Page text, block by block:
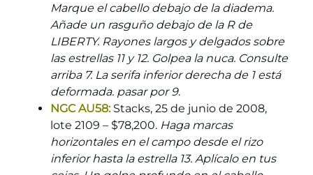
Marque el cabello debajo de la diadema.
Añade un rasguño debajo de la R de
LIBERTY. Rayones largos y delgados sobre
las estrellas 11 y 12. Golpea la nuca. Consulte
arriba 7. La serifa inferior derecha de 1 está
deformada. pasar por 9.
NGC AU58:Stacks, 25 de junio de 2008,
lote 2109 – $78,200. Haga marcas
horizontales en el campo desde el rizo
inferior hasta la estrella 13. Aplícalo en tus